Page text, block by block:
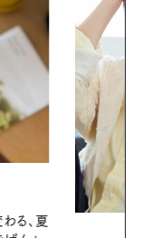
2026.06.01